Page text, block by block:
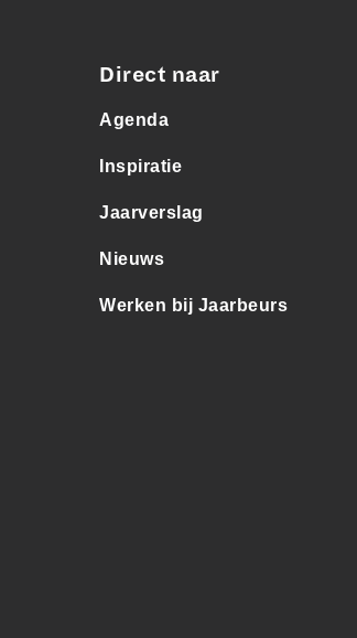
Direct naar
Agenda
Inspiratie
Jaarverslag
Nieuws
Werken bij Jaarbeurs